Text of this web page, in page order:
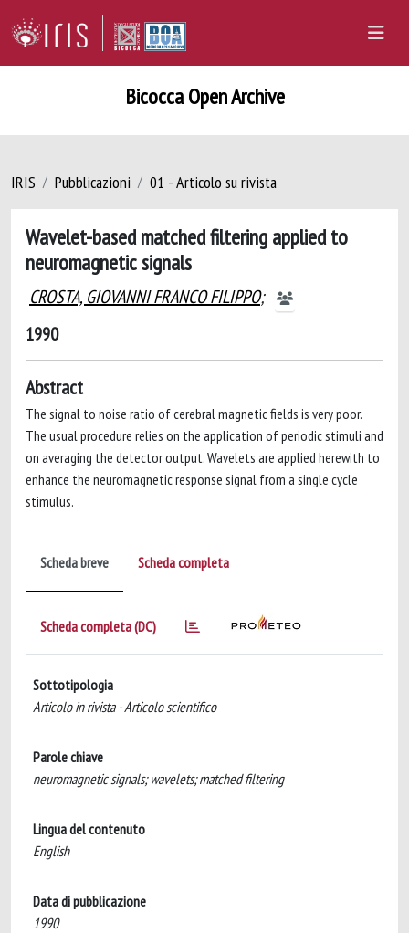
Bicocca Open Archive
IRIS Pubblicazioni 01 - Articolo su rivista
Wavelet-based matched filtering applied to
neuromagnetic signals
CROSTA, GIOVANNI FRANCO FILIPPO;
1990
Abstract
The signal to noise ratio of cerebral magnetic fields is very poor.
The usual procedure relies on the application of periodic stimuli and
on averaging the detector output. Wavelets are applied herewith to
enhance the neuromagnetic response signal from a single cycle
stimulus.
Scheda breve Scheda completa
Scheda completa (DC)
Sottotipologia
Articolo in rivista - Articolo scientifico
Parole chiave
neuromagnetic signals; wavelets; matched filtering
Lingua del contenuto
English
Data di pubblicazione
1990